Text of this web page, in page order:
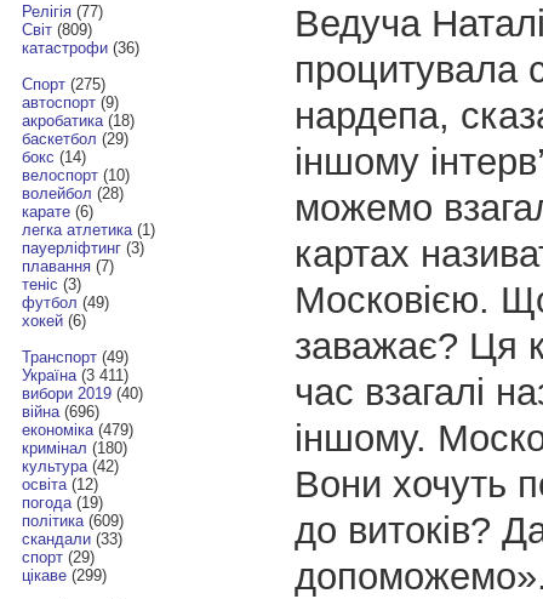
Релігія(77)
Світ(809)
катастрофи(36)
Спорт(275)
автоспорт(9)
акробатика(18)
баскетбол (29)
бокс (14)
велоспорт(10)
волейбол (28)
карате(6)
легка атлетика(1)
пауерліфтинг(3)
плавання(7)
теніс (3)
футбол (49)
хокей(6)
Транспорт(49)
Україна(3 411)
вибори 2019(40)
війна(696)
економіка(479)
кримінал (180)
культура(42)
освіта(12)
погода(19)
політика(609)
скандали(33)
спорт(29)
цікаве(299)
Ведуча
процитувала
нардепа,
іншому
можемо
картах
Московією.
заважає? Ця
час взагалі
іншому.
Вони хочуть
до витоків?